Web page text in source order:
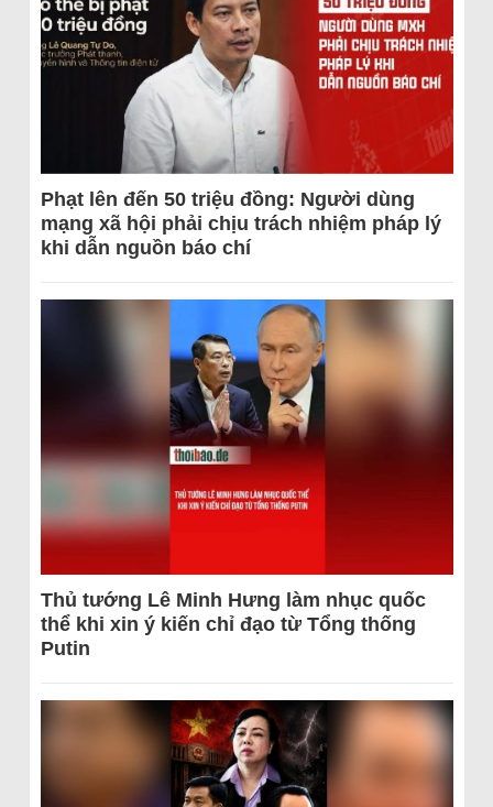
Phạt lên đến 50 triệu đồng: Người dùng
mạng xã hội phải chịu trách nhiệm pháp lý
khi dẫn nguồn báo chí
Thủ tướng Lê Minh Hưng làm nhục quốc
thể khi xin ý kiến chỉ đạo từ Tổng thống
Putin